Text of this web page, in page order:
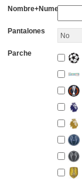
Nombre+Numero
Pantalones
Parche